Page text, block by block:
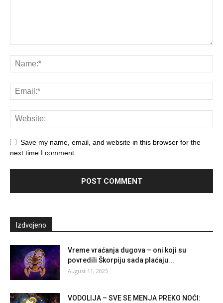
Save my name, email, and website in this browser for the
next time I comment.
Izdvojeno
Vreme vraćanja dugova – oni koji su
povredili Škorpiju sada plaćaju...
August 11, 2025
VODOLIJA – SVE SE MENJA PREKO NOĆI: